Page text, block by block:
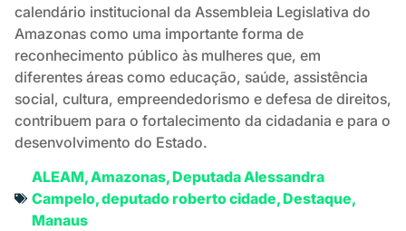
calendário institucional da Assembleia Legislativa do
Amazonas como uma importante forma de
reconhecimento público às mulheres que, em
diferentes áreas como educação, saúde, assistência
social, cultura, empreendedorismo e defesa de direitos,
contribuem para o fortalecimento da cidadania e para o
desenvolvimento do Estado.
ALEAM,Amazonas,Deputada Alessandra
Campelo,deputado roberto cidade,Destaque,
Manaus